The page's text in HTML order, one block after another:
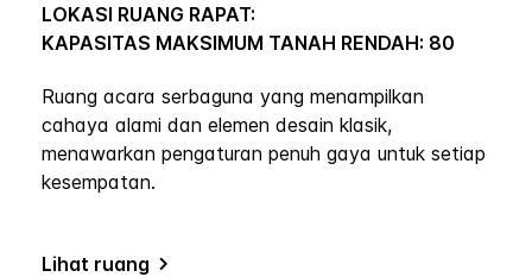
LOKASI RUANG RAPAT:
KAPASITAS MAKSIMUM TANAH RENDAH: 80
Ruang acara serbaguna yang menampilkan
cahaya alami dan elemen desain klasik,
menawarkan pengaturan penuh gaya untuk setiap
kesempatan.
Lihat ruang